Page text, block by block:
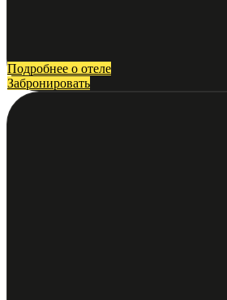
Подробнее о отеле
Забронировать